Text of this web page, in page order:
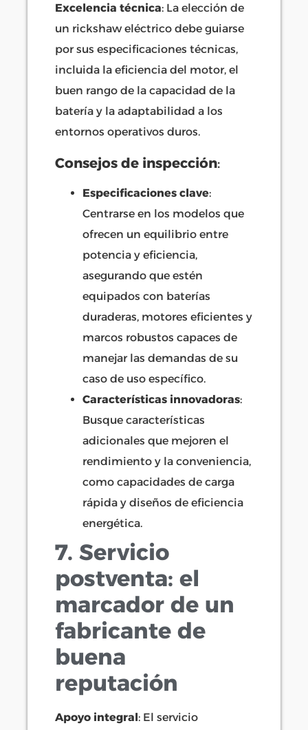
Excelencia técnica: La elección de
un rickshaw eléctrico debe guiarse
por sus especificaciones técnicas,
incluida la eficiencia del motor, el
buen rango de la capacidad de la
batería y la adaptabilidad a los
entornos operativos duros.
Consejos de inspección:
Especificaciones clave:
Centrarse en los modelos que
ofrecen un equilibrio entre
potencia y eficiencia,
asegurando que estén
equipados con baterías
duraderas, motores eficientes y
marcos robustos capaces de
manejar las demandas de su
caso de uso específico.
Características innovadoras:
Busque características
adicionales que mejoren el
rendimiento y la conveniencia,
como capacidades de carga
rápida y diseños de eficiencia
energética.
7. Servicio
postventa: el
marcador de un
fabricante de
buena
reputación
Apoyo integral: El servicio